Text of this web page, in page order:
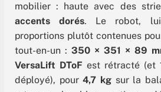
mobilier : haute avec des
accents dorés. Le robot,
proportions plutôt contenues
tout-en-un : 350 × 351 × 89
VersaLift DToF est rétracté (et
déployé), pour4,7 kg sur la